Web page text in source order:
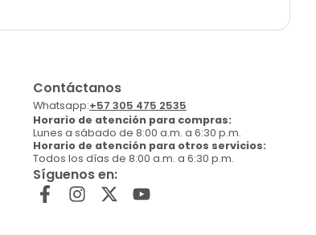
Contáctanos
Whatsapp:+57 305 475 2535
Horario de atención para compras:
Lunes a sábado de 8:00 a.m. a 6:30 p.m.
Horario de atención para otros servicios:
Todos los días de 8:00 a.m. a 6:30 p.m.
Síguenos en: